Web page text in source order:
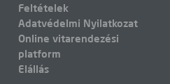
Feltételek
Adatvédelmi Nyilatkozat
Online vitarendezési
platform
Elállás